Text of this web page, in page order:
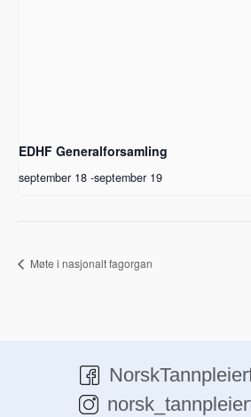
EDHF Generalforsamling
september 18 -september 19
Møte i nasjonalt fagorgan